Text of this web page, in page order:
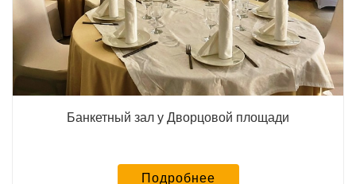
Банкетный зал у Дворцовой площади
Подробнее